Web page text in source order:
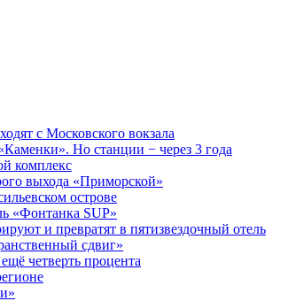
с Московского вокзала
Но станции − через 3 года
комплекс
выхода «Приморской»
острове
«Фонтанка SUP»
и превратят в пятизвездочный отель
сдвиг»
четверть процента